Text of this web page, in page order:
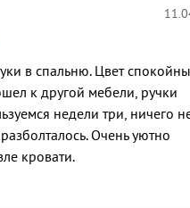
в спальню. Цвет
к другой мебели, ручки
недели три, ничего
Очень уютно
кровати.